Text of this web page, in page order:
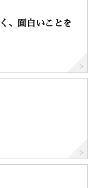
、面白いことを